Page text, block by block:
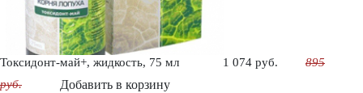
Токсидонт-май+, жидкость, 75 мл 1 074 руб.
895
руб.
Добавить в корзину